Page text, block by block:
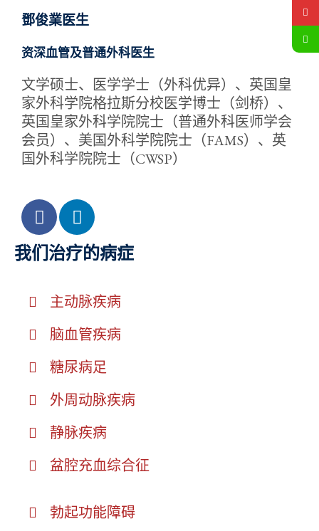
鄧俊業医生
资深血管及普通外科医生
文学硕士、医学学士（外科优异）、英国皇
家外科学院格拉斯分校医学博士（剑桥）、
英国皇家外科学院院士（普通外科医师学会
会员）、美国外科学院院士（FAMS）、英
国外科学院院士（CWSP）
我们治疗的病症
主动脉疾病
脑血管疾病
糖尿病足
外周动脉疾病
静脉疾病
盆腔充血综合征
勃起功能障碍